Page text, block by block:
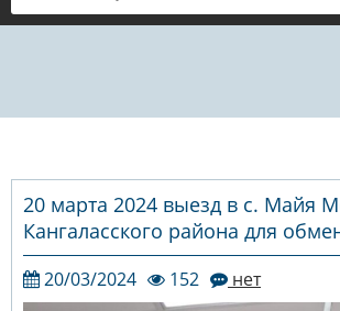
20 марта 2024 выезд в с. Майя
Кангаласского района для
20/03/2024 152 нет